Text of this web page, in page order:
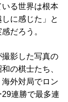
る世界は根本
に感じた」と
だろう。
影した写真の
の棋士たち、
外対局でロン
連勝で最多連